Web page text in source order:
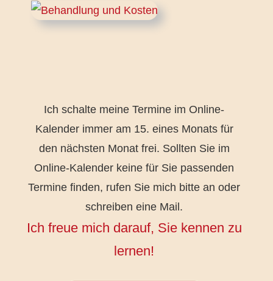
Ich schalte meine Termine im Online-
Kalender immer am 15. eines Monats für
den nächsten Monat frei. Sollten Sie im
Online-Kalender keine für Sie passenden
Termine finden, rufen Sie mich bitte an oder
schreiben eine Mail.
Ich freue mich darauf, Sie kennen zu
lernen!